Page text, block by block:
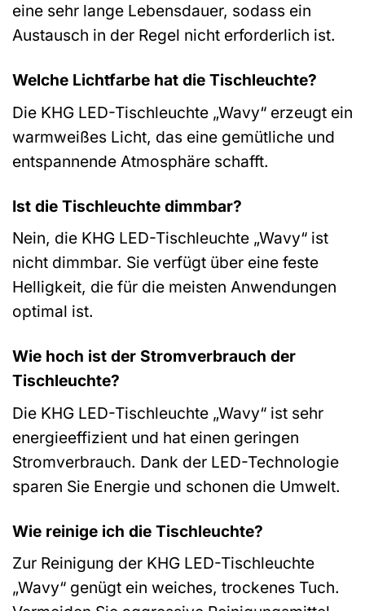
eine sehr lange Lebensdauer, sodass ein
Austausch in der Regel nicht erforderlich ist.
Welche Lichtfarbe hat die Tischleuchte?
Die KHG LED-Tischleuchte „Wavy“ erzeugt ein
warmweißes Licht, das eine gemütliche und
entspannende Atmosphäre schafft.
Ist die Tischleuchte dimmbar?
Nein, die KHG LED-Tischleuchte „Wavy“ ist
nicht dimmbar. Sie verfügt über eine feste
Helligkeit, die für die meisten Anwendungen
optimal ist.
Wie hoch ist der Stromverbrauch der
Tischleuchte?
Die KHG LED-Tischleuchte „Wavy“ ist sehr
energieeffizient und hat einen geringen
Stromverbrauch. Dank der LED-Technologie
sparen Sie Energie und schonen die Umwelt.
Wie reinige ich die Tischleuchte?
Zur Reinigung der KHG LED-Tischleuchte
„Wavy“ genügt ein weiches, trockenes Tuch.